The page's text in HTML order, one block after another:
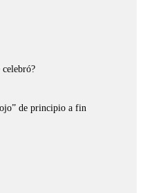
celebró?
de principio a fin